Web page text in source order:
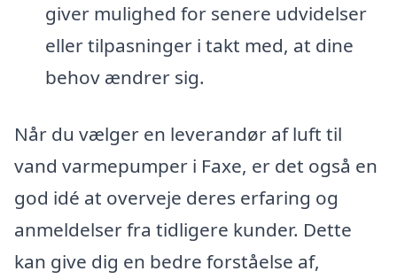
giver mulighed for senere udvidelser
eller tilpasninger i takt med, at dine
behov ændrer sig.
Når du vælger en leverandør af luft til
vand varmepumper i Faxe, er det også en
god idé at overveje deres erfaring og
anmeldelser fra tidligere kunder. Dette
kan give dig en bedre forståelse af,